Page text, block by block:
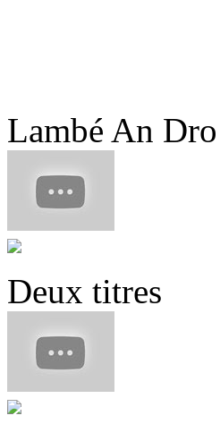
Lambé An Dro
Deux titres